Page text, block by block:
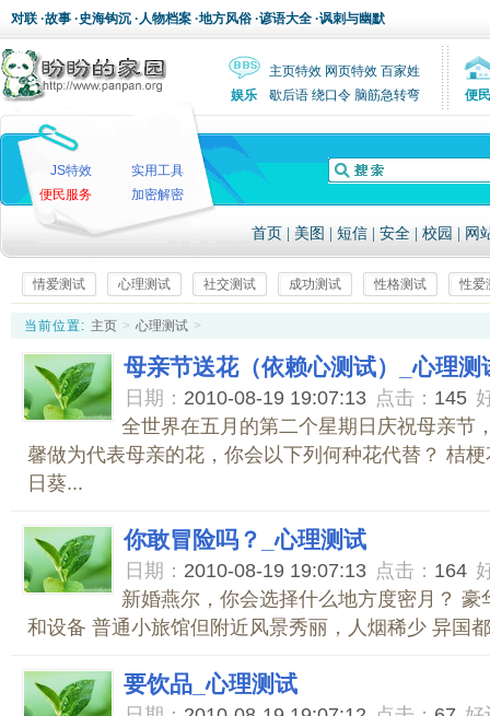
对联 ·故事 ·史海钩沉 ·人物档案 ·地方风俗 ·谚语大全 ·讽刺与幽默
主页特效 网页特效 百家姓
娱乐
歇后语 绕口令 脑筋急转弯 便民
JS特效
实用工具
便民服务
加密解密
首页 美图 短信 安全 校园 网
情爱测试 心理测试 社交测试 成功测试 性格测试 性爱
当前位置: 主页 > 心理测试 >
母亲节送花（依赖心测试）_心理测
日期： 2010-08-19 19:07:13 点击： 145
全世界在五月的第二个星期日庆祝母亲节
馨做为代表母亲的花，你会以下列何种花代替？ 桔
日葵...
你敢冒险吗？_心理测试
日期： 2010-08-19 19:07:13 点击： 164
新婚燕尔，你会选择什么地方度密月？ 豪
和设备 普通小旅馆但附近风景秀丽，人烟稀少 异国
要饮品_心理测试